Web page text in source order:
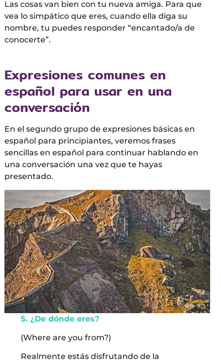
Las cosas van bien con tu nueva amiga. Para que
vea lo simpático que eres, cuando ella diga su
nombre, tu puedes responder “encantado/a de
conocerte”.
Expresiones comunes en
español para usar en una
conversación
En el segundo grupo de expresiones básicas en
español para principiantes, veremos frases
sencillas en español para continuar hablando en
una conversación una vez que te hayas
presentado.
5. ¿De dónde eres?
(Where are you from?)
Realmente estás disfrutando de la